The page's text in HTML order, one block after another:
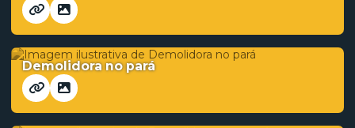
Demolidora no pará